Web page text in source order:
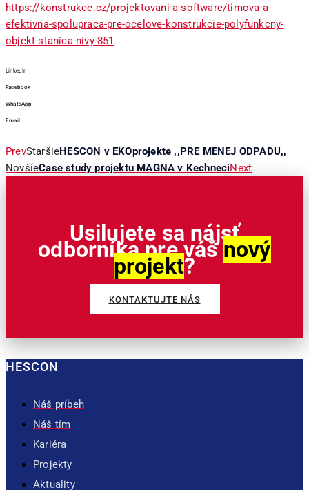
https://konstrukce.cz/projektovani-a-software/timova-a-
efektivna-spolupraca-pre-ocelove-konstrukcie-polyfunkcny-
objekt-stanica-nivy-851
LinkedIn
Facebook
WhatsApp
Email
PrevStaršieHESCON v EKOprojekte ,,PRE MENEJ ODPADU,,
NovšíeCase study projektu MAGNA v KechneciNext
Usilujete sa nájsť
odborníka pre vášnový
projekt?
KONTAKTUJTE NÁS
HESCON
Náš príbeh
Náš tím
Kariéra
Projekty
Aktuality